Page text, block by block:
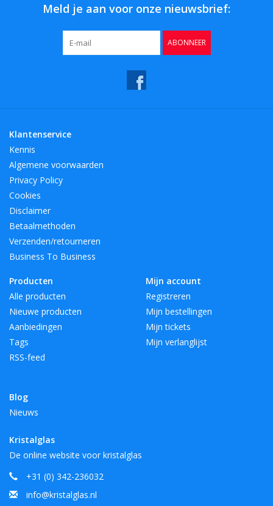
Meld je aan voor onze nieuwsbrief:
ABONNEER
Klantenservice
Kennis
Algemene voorwaarden
Privacy Policy
Cookies
Disclaimer
Betaalmethoden
Verzenden/retourneren
Business To Business
Producten
Alle producten
Nieuwe producten
Aanbiedingen
Tags
RSS-feed
Blog
Nieuws
Mijn account
Registreren
Mijn bestellingen
Mijn tickets
Mijn verlanglijst
Kristalglas
De online website voor kristalglas
+31 (0) 342-236032
info@kristalglas.nl